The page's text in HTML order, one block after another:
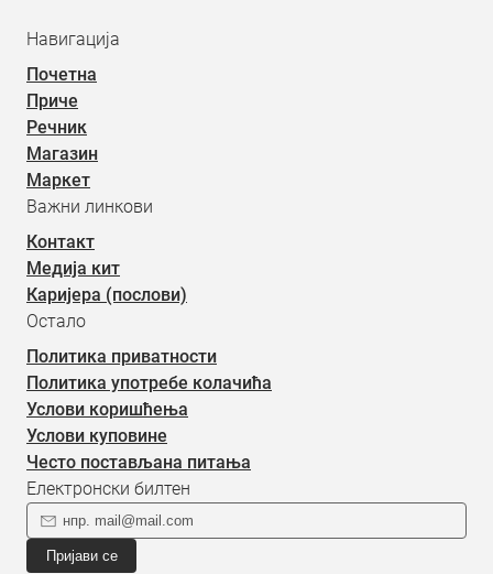
Навигација
Почетна
Приче
Речник
Магазин
Маркет
Важни линкови
Контакт
Медија кит
Каријера (послови)
Остало
Политика приватности
Политика употребе колачића
Услови коришћења
Услови куповине
Често постављана питања
Електронски билтен
Пријави се